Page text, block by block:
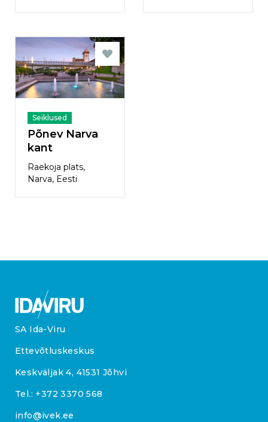
Seiklused
Põnev Narva
kant
Raekoja plats,
Narva, Eesti
SA Ida-Viru
Ettevõtluskeskus
Keskväljak 4, 41531 Jõhvi
Tel.: +372 3370 568
info@ivek.ee